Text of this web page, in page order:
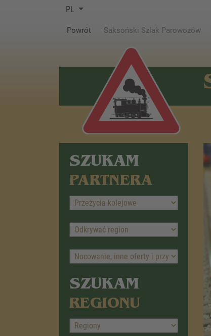
PL
Powrót (current)
Saksoński Szlak Parowozów
SZUKAM
PARTNERA
SZUKAM
REGIONU